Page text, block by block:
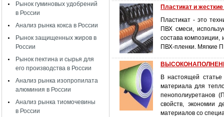
Рынок гуминовых удобрений
в России
Анализ рынка кокса в России
Рынок защищенных жиров в
России
Рынок пектина и сырья для
его производства в России
Анализ рынка изопропилата
алюминия в России
Анализ рынка тиомочевины
в России
Пластикат и
Пластикат - это
ПВХ смеси,
состава композиции,
ПВХ-пленки. Мягкие
В настоящей статье
материала для
пенополиуретанов
свойств, экономии
материалов со